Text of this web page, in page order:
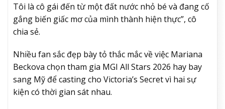
Tôi là cô gái đến từ một đất nước nhỏ bé và đang cố
gắng biến giấc mơ của mình thành hiện thực”, cô
chia sẻ.
Nhiều fan sắc đẹp bày tỏ thắc mắc về việc Mariana
Beckova chọn tham gia MGI All Stars 2026 hay bay
sang Mỹ để casting cho Victoria’s Secret vì hai sự
kiện có thời gian sát nhau.